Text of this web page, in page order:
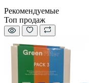
Рекомендуемые
Топ продаж